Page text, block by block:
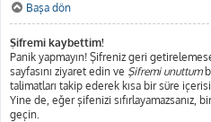
Başa dön
Şifremi kaybettim!
Panik yapmayın! Şifreniz geri
sayfasını ziyaret edin ve Şifremi unuttum
talimatları takip ederek kısa bir süre
Yine de, eğer şifenizi sıfırlayamazsanız,
geçin.